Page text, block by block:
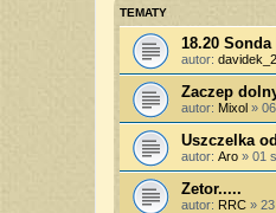
TEMATY
18.20
autor:
Zaczep
autor: Mixol »
Uszczelka
autor: Aro » 01
Zetor.....
autor: RRC »